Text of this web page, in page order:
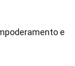
e